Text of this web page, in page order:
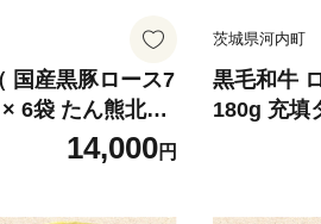
国産黒豚ロース7
6袋 たん熊北店
予定(土日祝除
豚肉 黒豚 豚 ロ
14,000円
茨城県河内町
黒毛和牛
180g 充填
店 《30日
く)》茨城